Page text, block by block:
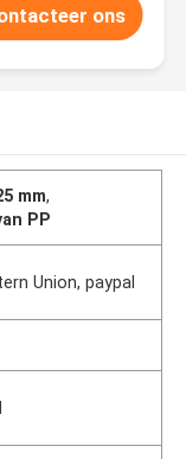
ons
mm,
PP
Union, paypal